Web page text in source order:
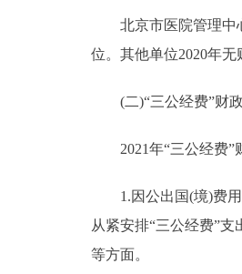
北京市医院管理中心
位。其他单位2020年
(二)“三公经费”财政
2021年“三公经费”财
1.因公出国(境)费用
从紧安排“三公经费”
等方面。